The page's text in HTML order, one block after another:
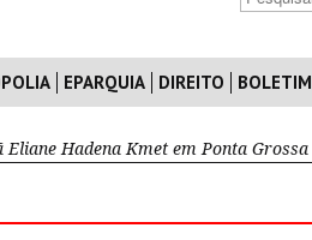
EPARQUIA DIREITO BOLETIM
Hadena Kmet em Ponta Grossa